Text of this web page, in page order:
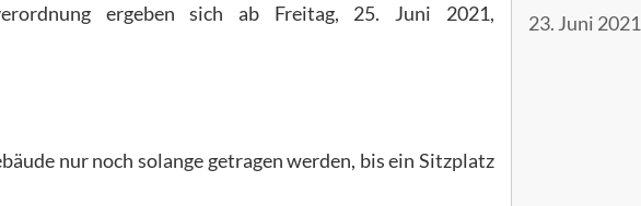
ergeben sich ab Freitag, 25. Juni 2021,
nur noch solange getragen werden, bis ein Sitzplatz
23. Juni 2021